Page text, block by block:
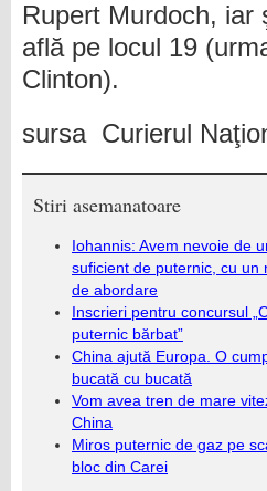
Rupert Murdoch, iar
află pe locul 19
Clinton).
sursa Curierul
Stiri asemanatoare
Iohannis: Avem nevoie de
suficient de puternic, cu un
de abordare
Inscrieri pentru concursul
puternic bărbat”
China ajută Europa. O
bucată cu bucată
Vom avea tren de mare
China
Miros puternic de gaz pe
bloc din Carei